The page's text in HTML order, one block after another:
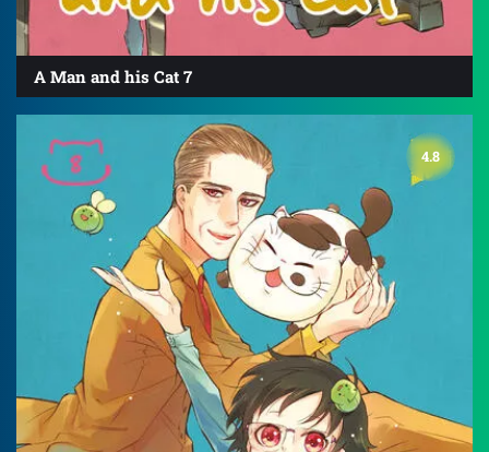
A Man and his Cat 7
4.8